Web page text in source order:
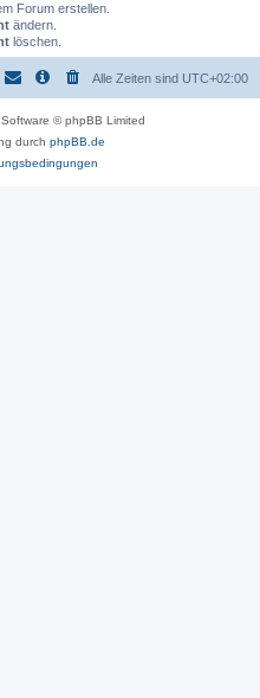
Forum erstellen.
ändern.
löschen.
Alle Zeiten sind UTC+02:00
© phpBB Limited
durch phpBB.de